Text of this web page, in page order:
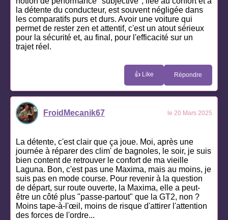
la détente du conducteur, est souvent négligée dans
les comparatifs purs et durs. Avoir une voiture qui
permet de rester zen et attentif, c'est un atout sérieux
pour la sécurité et, au final, pour l'efficacité sur un
trajet réel.
👍 Like Répondre
FroidMecanik67 le 20 Mars 2025
La détente, c'est clair que ça joue. Moi, après une
journée à réparer des clim' de bagnoles, le soir, je suis
bien content de retrouver le confort de ma vieille
Laguna. Bon, c'est pas une Maxima, mais au moins, je
suis pas en mode course. Pour revenir à la question
de départ, sur route ouverte, la Maxima, elle a peut-
être un côté plus "passe-partout" que la GT2, non ?
Moins tape-à-l'œil, moins de risque d'attirer l'attention
des forces de l'ordre...